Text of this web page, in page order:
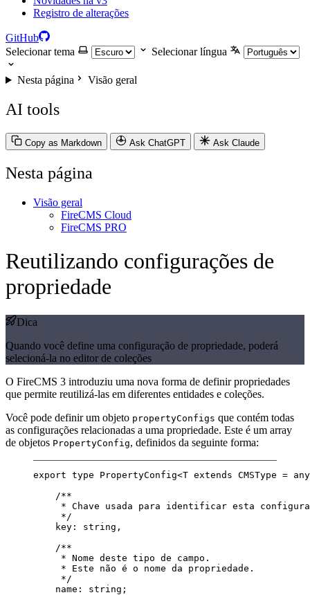
Registro de alterações
GitHub
Selecionar tema
Selecionar língua
Nesta página Visão geral
AI tools
Copy as Markdown Ask ChatGPT Ask Claude
Nesta página
Visão geral
FireCMS Cloud
FireCMS PRO
Reutilizando configurações de
propriedade
Dica
Quando você define uma configuração de propriedade, poderá
selecioná-la no editor de coleções
O FireCMS 3 introduziu uma nova forma de definir propriedades
que permite reutilizá-las em diferentes entidades e coleções.
Você pode definir um objeto propertyConfigs que contém todas
as configurações relacionadas a uma propriedade. Este é um array
de objetos PropertyConfig, definidos da seguinte forma:
export type PropertyConfig<T extends CMSType = any
/**
* Chave usada para identificar esta
*/
key : string ,
/**
* Nome deste tipo de campo.
* Este não é o nome da propriedade.
*/
name : string ;